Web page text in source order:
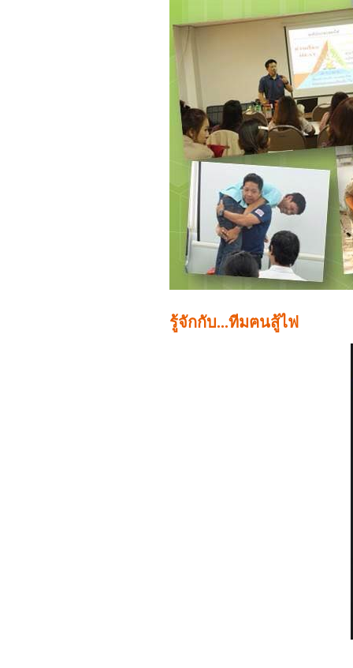
รู้จักกับ...ทีมฅนสู้ไฟ